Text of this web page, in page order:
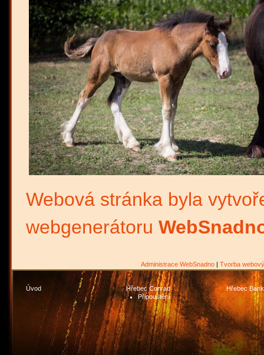
Webová stránka byla
webgenerátoru
Administrace WebSnadno| Tvorba
Úvod
Hřebec Conrad
Připouštění
Hřebec